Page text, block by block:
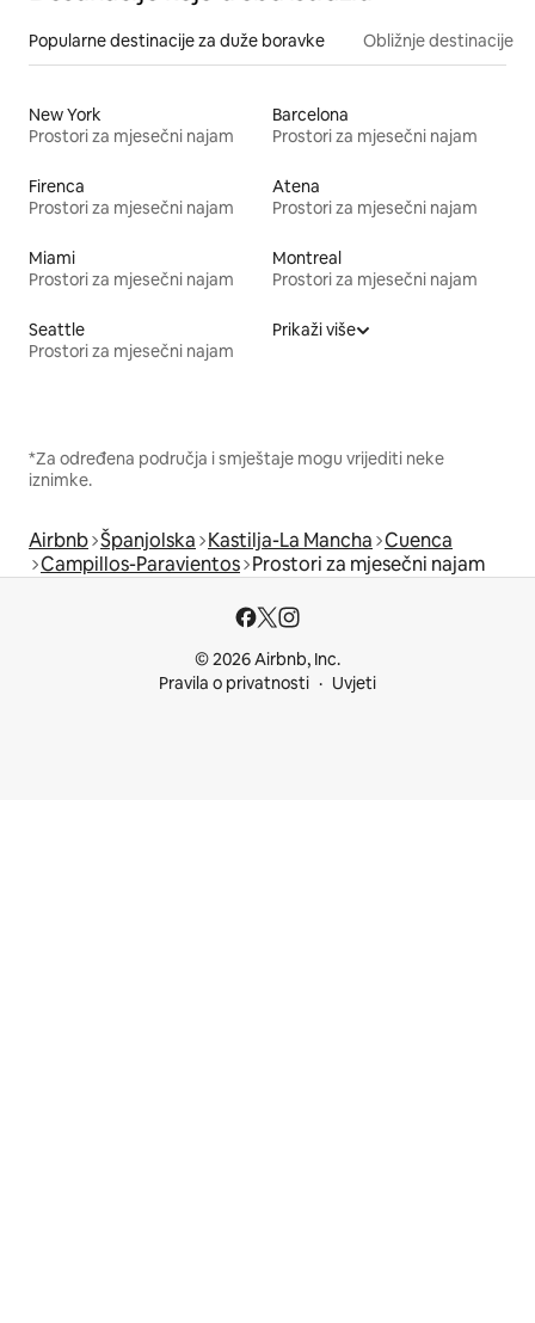
Popularne destinacije za duže boravke Obližnje destinacije
New York
Prostori za mjesečni najam
Barcelona
Prostori za mjesečni najam
Firenca
Prostori za mjesečni najam
Atena
Prostori za mjesečni najam
Miami
Prostori za mjesečni najam
Montreal
Prostori za mjesečni najam
Seattle
Prostori za mjesečni najam
Prikaži više
*Za određena područja i smještaje mogu vrijediti neke
iznimke.
Airbnb Španjolska Kastilja-La Mancha Cuenca
Campillos-Paravientos Prostori za mjesečni najam
© 2026 Airbnb, Inc.
Pravila o privatnosti
Uvjeti